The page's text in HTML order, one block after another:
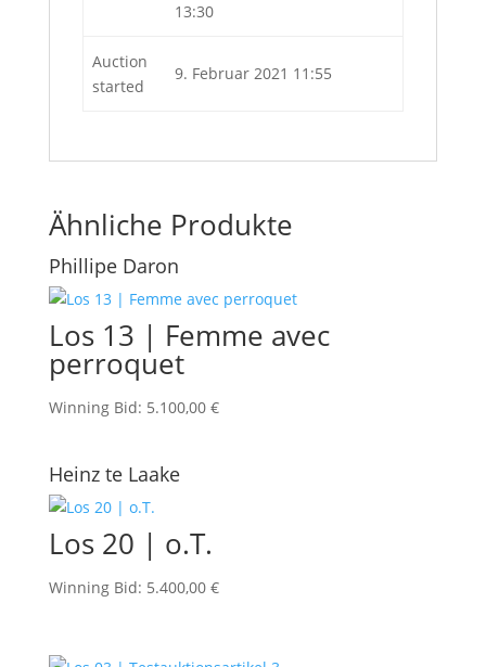
13:30
Auction
started
9. Februar 2021 11:55
Ähnliche Produkte
Phillipe Daron
Los 13 | Femme avec
perroquet
Winning Bid: 5.100,00 €
Heinz te Laake
Los 20 | o.T.
Winning Bid: 5.400,00 €